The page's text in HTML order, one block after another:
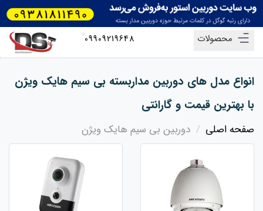
محصولات 09909219648
انواع مدل های دوربین مداربسته بی سیم هایک ویژن
با بهترین قیمت و گارانتی
صفحه اصلی دوربین بی سیم هایک ویژن